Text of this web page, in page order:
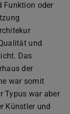
Funktion oder
und
Das
der
war somit
Typus war aber
Künstler und